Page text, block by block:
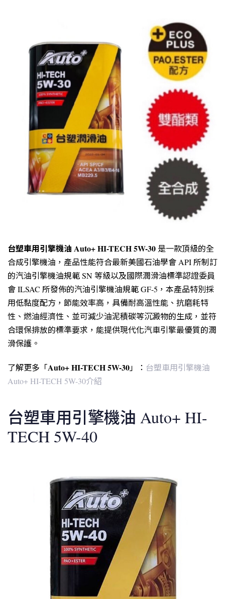
台塑車用引擎機油 Auto+ HI-TECH 5W-30 是一款頂級的全
合成引擎機油，產品性能符合最新美國石油學會 API 所制訂
的汽油引擎機油規範 SN 等級以及國際潤滑油標準認證委員
會 ILSAC 所發佈的汽油引擎機油規範 GF-5，本產品特別採
用低黏度配方，節能效率高，具備耐高溫性能、抗磨耗特
性、燃油經濟性、並可減少油泥積碳等沉澱物的生成，並符
合環保排放的標準要求，能提供現代化汽車引擎最優質的潤
滑保護。
了解更多「Auto+ HI-TECH 5W-30」： 台塑車用引擎機油
Auto+ HI-TECH 5W-30介紹
台塑車用引擎機油 Auto+ HI-
TECH 5W-40